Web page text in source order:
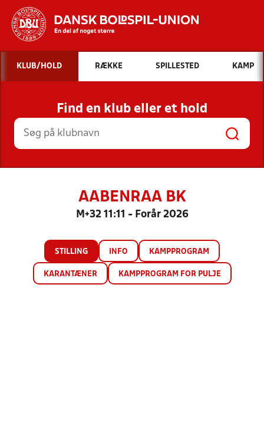
Hvad vil du søge efter?
INDHOLD OG NYHEDER
STILLINGER, RESULTATER, KLUBBER OG
HOLD
KLUB/HOLD RÆKKE SPILLESTED KAMP
Find en klub eller et hold
AABENRAA BK
M+32 11:11 - Forår 2026
STILLING INFO KAMPPROGRAM
KARANTÆNER KAMPPROGRAM FOR PULJE